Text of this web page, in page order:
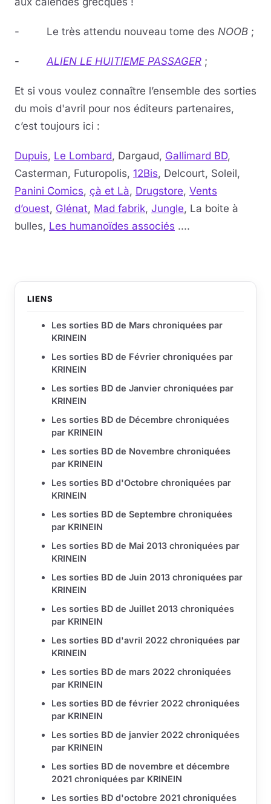
- Le très attendu nouveau tome des NOOB ;
- ALIEN LE HUITIEME PASSAGER ;
Et si vous voulez connaître l’ensemble des sorties
du mois d'avril pour nos éditeurs partenaires,
c’est toujours ici :
Dupuis, Le Lombard, Dargaud, Gallimard BD,
Casterman, Futuropolis, 12Bis, Delcourt, Soleil,
Panini Comics, çà et Là, Drugstore, Vents
d’ouest, Glénat, Mad fabrik, Jungle, La boite à
bulles, Les humanoïdes associés ....
LIENS
Les sorties BD de Mars chroniquées par
KRINEIN
Les sorties BD de Février chroniquées par
KRINEIN
Les sorties BD de Janvier chroniquées par
KRINEIN
Les sorties BD de Décembre chroniquées
par KRINEIN
Les sorties BD de Novembre chroniquées
par KRINEIN
Les sorties BD d'Octobre chroniquées par
KRINEIN
Les sorties BD de Septembre chroniquées
par KRINEIN
Les sorties BD de Mai 2013 chroniquées par
KRINEIN
Les sorties BD de Juin 2013 chroniquées par
KRINEIN
Les sorties BD de Juillet 2013 chroniquées
par KRINEIN
Les sorties BD d'avril 2022 chroniquées par
KRINEIN
Les sorties BD de mars 2022 chroniquées
par KRINEIN
Les sorties BD de février 2022 chroniquées
par KRINEIN
Les sorties BD de janvier 2022 chroniquées
par KRINEIN
Les sorties BD de novembre et décembre
2021 chroniquées par KRINEIN
Les sorties BD d'octobre 2021 chroniquées